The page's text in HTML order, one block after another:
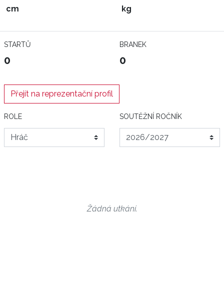
cm kg
STARTŮ
0
BRANEK
0
Přejít na reprezentační profil
ROLE SOUTĚŽNÍ ROČNÍK
Žádná utkání.